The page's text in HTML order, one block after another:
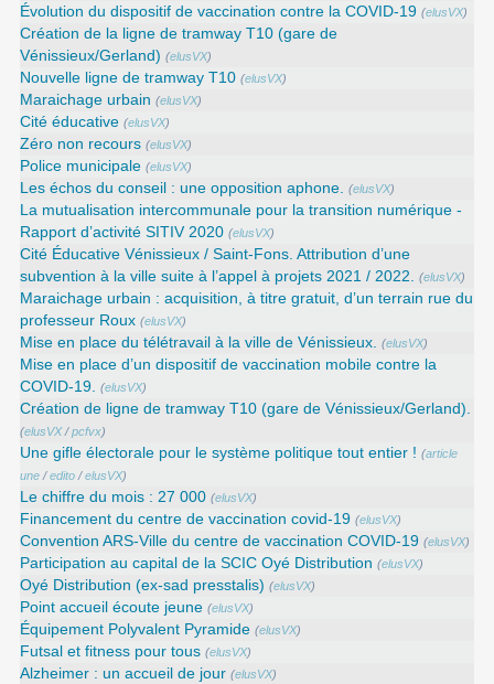
Évolution du dispositif de vaccination contre la COVID-19 (elusVX)
Création de la ligne de tramway T10 (gare de
Vénissieux/Gerland) (elusVX)
Nouvelle ligne de tramway T10 (elusVX)
Maraichage urbain (elusVX)
Cité éducative (elusVX)
Zéro non recours (elusVX)
Police municipale (elusVX)
Les échos du conseil : une opposition aphone. (elusVX)
La mutualisation intercommunale pour la transition numérique -
Rapport d’activité SITIV 2020 (elusVX)
Cité Éducative Vénissieux / Saint-Fons. Attribution d’une
subvention à la ville suite à l’appel à projets 2021 / 2022. (elusVX)
Maraichage urbain : acquisition, à titre gratuit, d’un terrain rue du
professeur Roux (elusVX)
Mise en place du télétravail à la ville de Vénissieux. (elusVX)
Mise en place d’un dispositif de vaccination mobile contre la
COVID-19. (elusVX)
Création de ligne de tramway T10 (gare de Vénissieux/Gerland).
(elusVX/pcfvx)
Une gifle électorale pour le système politique tout entier ! (article
une /edito /elusVX)
Le chiffre du mois : 27 000 (elusVX)
Financement du centre de vaccination covid-19 (elusVX)
Convention ARS‑Ville du centre de vaccination COVID‑19 (elusVX)
Participation au capital de la SCIC Oyé Distribution (elusVX)
Oyé Distribution (ex-sad presstalis) (elusVX)
Point accueil écoute jeune (elusVX)
Équipement Polyvalent Pyramide (elusVX)
Futsal et fitness pour tous (elusVX)
Alzheimer : un accueil de jour (elusVX)